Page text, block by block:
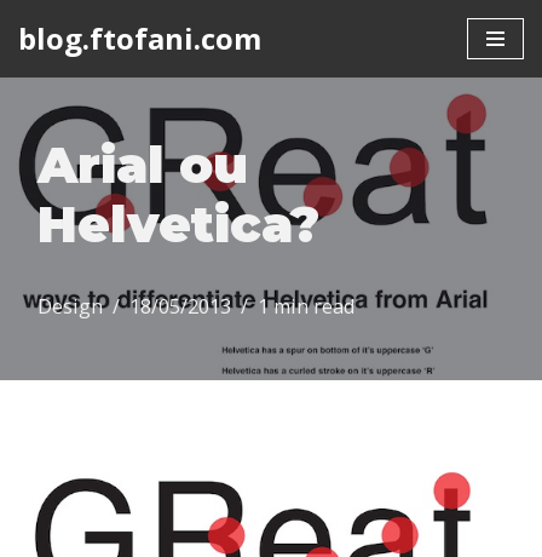
content
blog.ftofani.com
Arial ou
Helvetica?
Design 18/05/2013 1 min read